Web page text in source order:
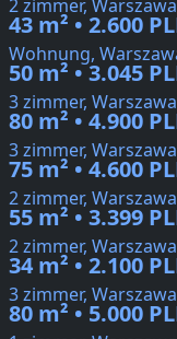
2 zimmer, Warszawa
43 m² • 2.600
Wohnung,
50 m² • 3.045
3 zimmer,
80 m² • 4.900
3 zimmer, Warszawa
75 m² • 4.600
2 zimmer,
55 m² • 3.399
2 zimmer, Warszawa
34 m² • 2.100
3 zimmer,
80 m² • 5.000